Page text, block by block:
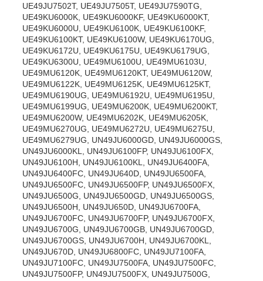
UE49JU7502T, UE49JU7505T, UE49JU7590TG,
UE49KU6000K, UE49KU6000KF, UE49KU6000KT,
UE49KU6000U, UE49KU6100K, UE49KU6100KF,
UE49KU6100KT, UE49KU6100W, UE49KU6170UG,
UE49KU6172U, UE49KU6175U, UE49KU6179UG,
UE49KU6300U, UE49MU6100U, UE49MU6103U,
UE49MU6120K, UE49MU6120KT, UE49MU6120W,
UE49MU6122K, UE49MU6125K, UE49MU6125KT,
UE49MU6190UG, UE49MU6192U, UE49MU6195U,
UE49MU6199UG, UE49MU6200K, UE49MU6200KT,
UE49MU6200W, UE49MU6202K, UE49MU6205K,
UE49MU6270UG, UE49MU6272U, UE49MU6275U,
UE49MU6279UG, UN49JU6000GD, UN49JU6000GS,
UN49JU6000KL, UN49JU6100FP, UN49JU6100FX,
UN49JU6100H, UN49JU6100KL, UN49JU6400FA,
UN49JU6400FC, UN49JU640D, UN49JU6500FA,
UN49JU6500FC, UN49JU6500FP, UN49JU6500FX,
UN49JU6500G, UN49JU6500GD, UN49JU6500GS,
UN49JU6500H, UN49JU650D, UN49JU6700FA,
UN49JU6700FC, UN49JU6700FP, UN49JU6700FX,
UN49JU6700G, UN49JU6700GB, UN49JU6700GD,
UN49JU6700GS, UN49JU6700H, UN49JU6700KL,
UN49JU670D, UN49JU6800FC, UN49JU7100FA,
UN49JU7100FC, UN49JU7500FA, UN49JU7500FC,
UN49JU7500FP, UN49JU7500FX, UN49JU7500G,